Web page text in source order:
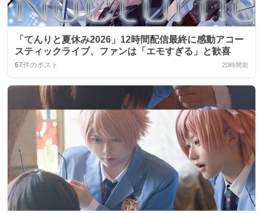
「てんりと夏休み2026」12時間配信最終に感動アコー
スティックライブ、ファンは「エモすぎる」と歓喜
67件のポスト 20時間前